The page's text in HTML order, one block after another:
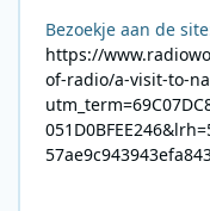
Bezoekje aan de
https://
of-radio/a-visit-to-